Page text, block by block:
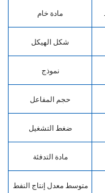
مادة خام
شكل الهيكل
نموذج
حجم المفاعل
ضغط التشغيل
مادة التدفئة
متوسط ​​معدل إنتاج النفط